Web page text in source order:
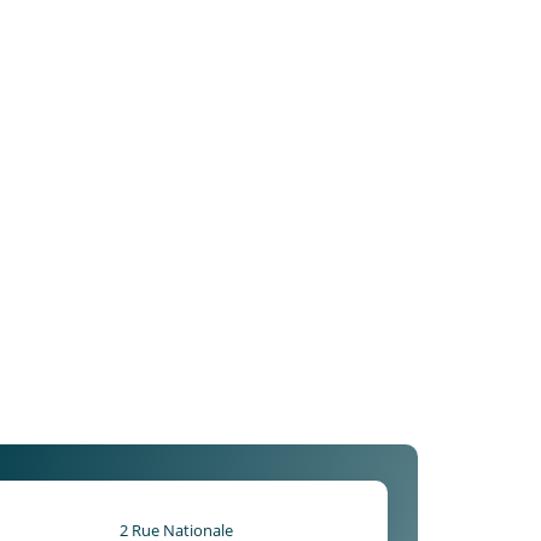
2 Rue Nationale